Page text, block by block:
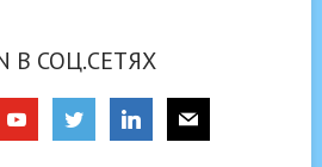
В СОЦ.СЕТЯХ